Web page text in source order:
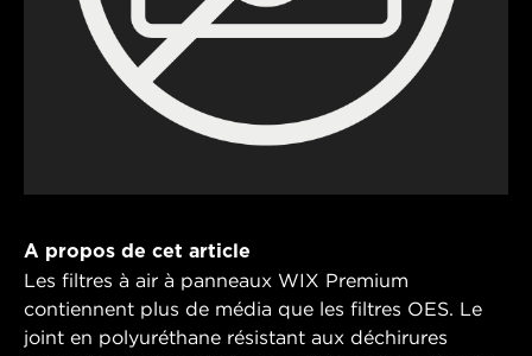
A propos de cet article
Les filtres à air à panneaux WIX Premium
contiennent plus de média que les filtres OES. Le
joint en polyuréthane résistant aux déchirures